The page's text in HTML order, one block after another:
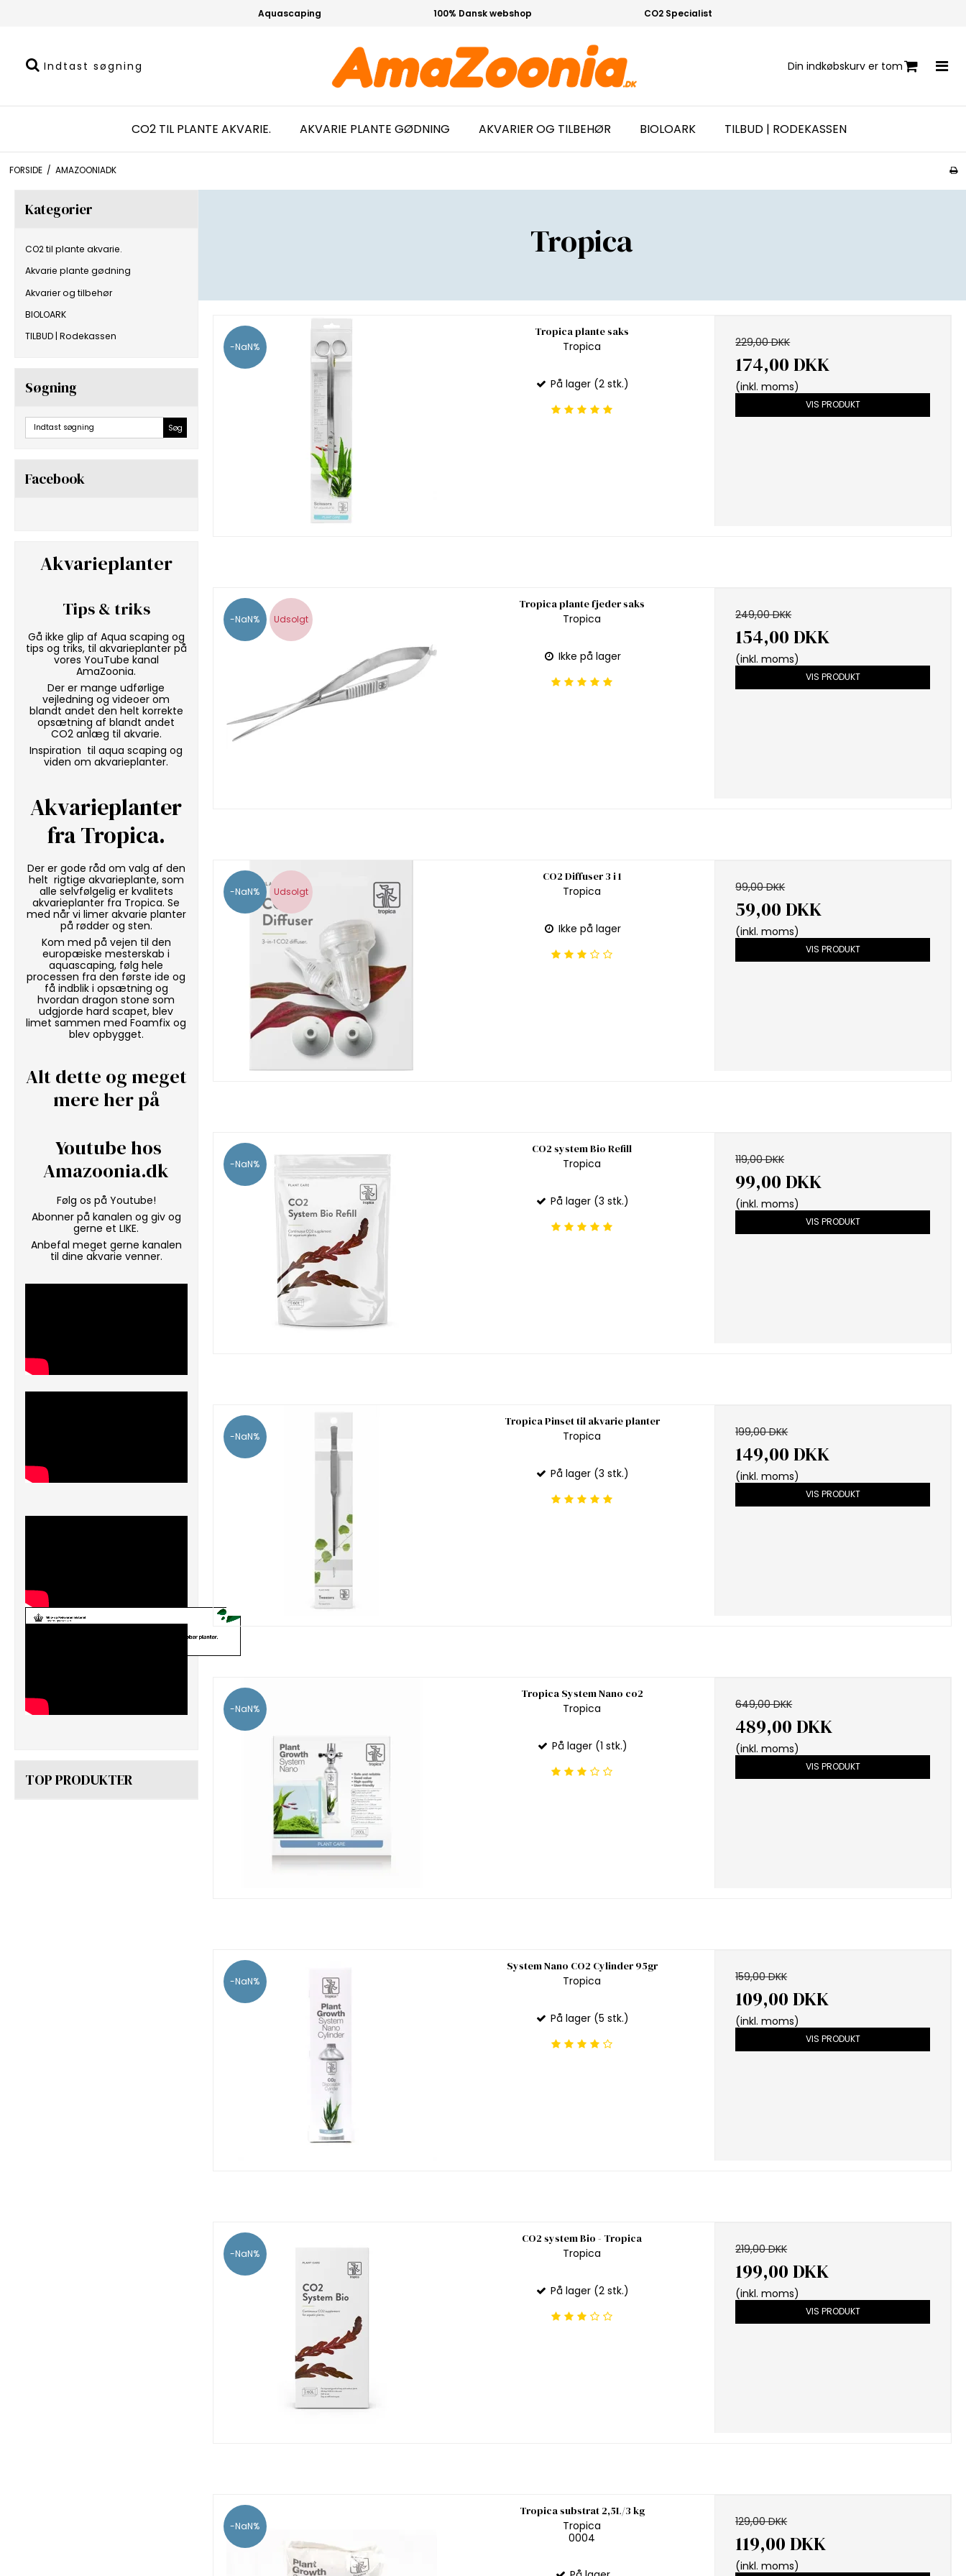
Aquascaping 100% Dansk webshop CO2 Specialist
Din indkøbskurv er tom
CO2 TIL PLANTE AKVARIE. AKVARIE PLANTE GØDNING AKVARIER OG TILBEHØR BIOLOARK TILBUD | RODEKASSEN
FORSIDE / AMAZOONIADK
Kategorier
CO2 til plante akvarie.
Akvarie plante gødning
Akvarier og tilbehør
BIOLOARK
TILBUD | Rodekassen
Søgning
Søg
Facebook
Akvarieplanter
Tips & triks
Gå ikke glip af Aqua scaping og
tips og triks, til akvarieplanter på
vores YouTube kanal
AmaZoonia.
Der er mange udførlige
vejledning og videoer om
blandt andet den helt korrekte
opsætning af blandt andet
CO2 anlæg til akvarie.
Inspiration til aqua scaping og
viden om akvarieplanter.
Akvarieplanter
fra Tropica.
Der er gode råd om valg af den
helt rigtige akvarieplante, som
alle selvfølgelig er kvalitets
akvarieplanter fra Tropica. Se
med når vi limer akvarie planter
på rødder og sten.
Kom med på vejen til den
europæiske mesterskab i
aquascaping, følg hele
processen fra den første ide og
få indblik i opsætning og
hvordandragon stonesom
udgjorde hard scapet, blev
limet sammen medFoamfix og
blev opbygget.
Alt dette og meget
mere her på
Youtube hos
Amazoonia.dk
Følg os på Youtube!
Abonner på kanalen og giv og
gerne et LIKE.
Anbefal meget gerne kanalen
til dine akvarie venner.
TOP PRODUKTER
Tropica
-NaN%
Tropica plante saks
Tropica
På lager (2 stk.)
229,00 DKK
174,00 DKK
(inkl. moms)
VIS PRODUKT
-NaN% Udsolgt
Tropica plante fjeder saks
Tropica
Ikke på lager
249,00 DKK
154,00 DKK
(inkl. moms)
VIS PRODUKT
-NaN% Udsolgt
CO2 Diffuser 3 i 1
Tropica
Ikke på lager
99,00 DKK
59,00 DKK
(inkl. moms)
VIS PRODUKT
-NaN%
CO2 system Bio Refill
Tropica
På lager (3 stk.)
119,00 DKK
99,00 DKK
(inkl. moms)
VIS PRODUKT
-NaN%
Tropica Pinset til akvarie planter
Tropica
På lager (3 stk.)
199,00 DKK
149,00 DKK
(inkl. moms)
VIS PRODUKT
-NaN%
Tropica System Nano co2
Tropica
På lager (1 stk.)
649,00 DKK
489,00 DKK
(inkl. moms)
VIS PRODUKT
-NaN%
System Nano CO2 Cylinder 95gr
Tropica
På lager (5 stk.)
159,00 DKK
109,00 DKK
(inkl. moms)
VIS PRODUKT
-NaN%
CO2 system Bio - Tropica
Tropica
På lager (2 stk.)
219,00 DKK
199,00 DKK
(inkl. moms)
VIS PRODUKT
-NaN%
Tropica substrat 2,5L/3 kg
Tropica
0004
129,00 DKK
119,00 DKK
(inkl. moms)